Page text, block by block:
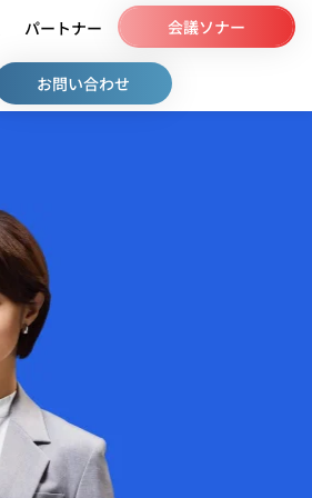
パートナー 会議ソナー
お問い合わせ